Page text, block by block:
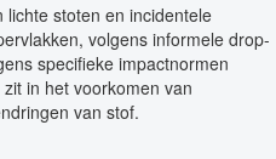
stoten en incidentele
volgens informele drop-
specifieke impactnormen
in het voorkomen van
van stof.